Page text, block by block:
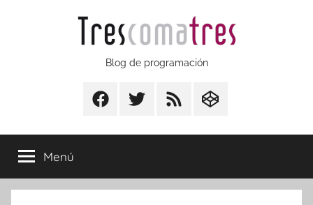
Trescomatres
Blog de programación
FacebookTwitter RSS CodepenIO
Menú